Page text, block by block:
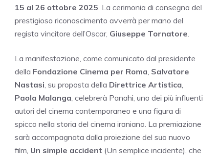
15 al 26 ottobre 2025. La cerimonia di consegna del
prestigioso riconoscimento avverrà per mano del
regista vincitore dell’Oscar, Giuseppe Tornatore.
La manifestazione, come comunicato dal presidente
della Fondazione Cinema per Roma, Salvatore
Nastasi, su proposta della Direttrice Artistica,
Paola Malanga, celebrerà Panahi, uno dei più influenti
autori del cinema contemporaneo e una figura di
spicco nella storia del cinema iraniano. La premiazione
sarà accompagnata dalla proiezione del suo nuovo
film, Un simple accident (Un semplice incidente), che